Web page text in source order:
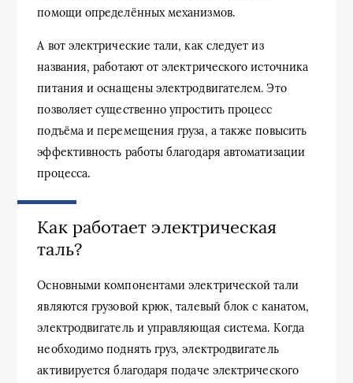
помощи определённых механизмов.
А вот электрические тали, как следует из
названия, работают от электрического источника
питания и оснащены электродвигателем. Это
позволяет существенно упростить процесс
подъёма и перемещения груза, а также повысить
эффективность работы благодаря автоматизации
процесса.
Как работает электрическая
таль?
Основными компонентами электрической тали
являются грузовой крюк, талевый блок с канатом,
электродвигатель и управляющая система. Когда
необходимо поднять груз, электродвигатель
активируется благодаря подаче электрического